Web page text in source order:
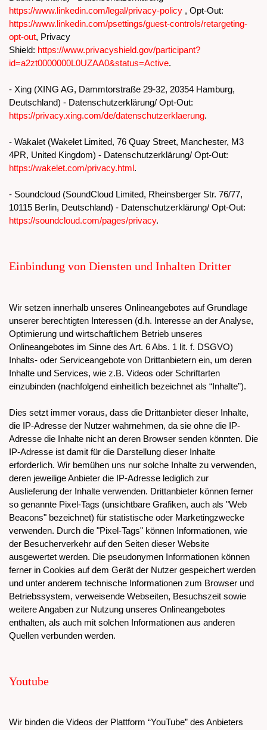
https://www.linkedin.com/legal/privacy-policy , Opt-Out:
https://www.linkedin.com/psettings/guest-controls/retargeting-
opt-out, Privacy
Shield: https://www.privacyshield.gov/participant?
id=a2zt0000000L0UZAA0&status=Active.
- Xing (XING AG, Dammtorstraße 29-32, 20354 Hamburg,
Deutschland) - Datenschutzerklärung/ Opt-Out:
https://privacy.xing.com/de/datenschutzerklaerung.
- Wakalet (Wakelet Limited, 76 Quay Street, Manchester, M3
4PR, United Kingdom) - Datenschutzerklärung/ Opt-Out:
https://wakelet.com/privacy.html.
- Soundcloud (SoundCloud Limited, Rheinsberger Str. 76/77,
10115 Berlin, Deutschland) - Datenschutzerklärung/ Opt-Out:
https://soundcloud.com/pages/privacy.
Einbindung von Diensten und Inhalten Dritter
Wir setzen innerhalb unseres Onlineangebotes auf Grundlage
unserer berechtigten Interessen (d.h. Interesse an der Analyse,
Optimierung und wirtschaftlichem Betrieb unseres
Onlineangebotes im Sinne des Art. 6 Abs. 1 lit. f. DSGVO)
Inhalts- oder Serviceangebote von Drittanbietern ein, um deren
Inhalte und Services, wie z.B. Videos oder Schriftarten
einzubinden (nachfolgend einheitlich bezeichnet als “Inhalte”).
Dies setzt immer voraus, dass die Drittanbieter dieser Inhalte,
die IP-Adresse der Nutzer wahrnehmen, da sie ohne die IP-
Adresse die Inhalte nicht an deren Browser senden könnten. Die
IP-Adresse ist damit für die Darstellung dieser Inhalte
erforderlich. Wir bemühen uns nur solche Inhalte zu verwenden,
deren jeweilige Anbieter die IP-Adresse lediglich zur
Auslieferung der Inhalte verwenden. Drittanbieter können ferner
so genannte Pixel-Tags (unsichtbare Grafiken, auch als "Web
Beacons" bezeichnet) für statistische oder Marketingzwecke
verwenden. Durch die "Pixel-Tags" können Informationen, wie
der Besucherverkehr auf den Seiten dieser Website
ausgewertet werden. Die pseudonymen Informationen können
ferner in Cookies auf dem Gerät der Nutzer gespeichert werden
und unter anderem technische Informationen zum Browser und
Betriebssystem, verweisende Webseiten, Besuchszeit sowie
weitere Angaben zur Nutzung unseres Onlineangebotes
enthalten, als auch mit solchen Informationen aus anderen
Quellen verbunden werden.
Youtube
Wir binden die Videos der Plattform “YouTube” des Anbieters